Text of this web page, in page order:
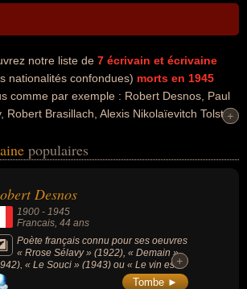
notre liste de 7 écrivain et écrivaine
nationalités confondues) morts en 1945
comme par exemple : Robert Desnos, Paul
Robert Brasillach, Alexis Nikolaïevitch Tolstoï,
avoir des liens variés dans les domaines de
peuvent également avoir été artiste,
journaliste, romancier ou dramaturge.
nationalités au moment de leurs morts, ils
ou russe par exemple.
+
+
populaires
Desnos
1900 - 1945
Francais, 44 ans
Poète français connu pour ses oeuvres
« Rrose Sélavy » (1922), « Demain »
« Le Souci » (1943) ou « Le vin est
» (1943).
+
+
Tombe ►